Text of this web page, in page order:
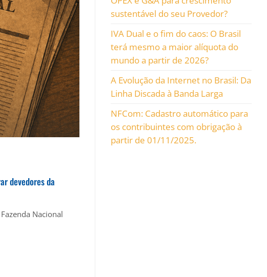
devedores da
Nacional
sustentável do seu Provedor?
IVA Dual e o fim do caos: O Brasil
terá mesmo a maior alíquota do
mundo a partir de 2026?
A Evolução da Internet no Brasil: Da
Linha Discada à Banda Larga
NFCom: Cadastro automático para
os contribuintes com obrigação à
partir de 01/11/2025.